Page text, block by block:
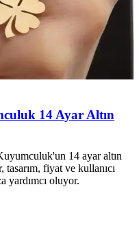
14 Ayar Altın
14 ayar altın
tasarım, fiyat ve kullanıcı
yardımcı oluyor.